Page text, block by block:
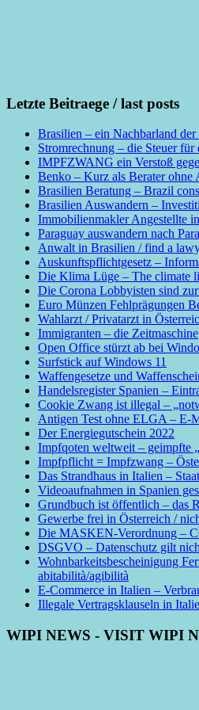
Letzte Beitraege / last posts
Brasilien – ein Nachbarland
Stromrechnung – die Steuer
IMPFZWANG ein Verstoß
Benko – Kurz als Berater ohne
Brasilien Beratung – Brazil
Brasilien Auswandern –
Immobilienmakler Angestellte
Paraguay auswandern nach
Anwalt in Brasilien / find a
Auskunftspflichtgesetz –
Die Klima Lüge – The climate
Die Corona Lobbyisten sind
Euro Münzen Fehlprägungen
Wahlarzt / Privatarzt in
Immigranten – die Zeitmaschine
Open Office stürzt ab bei
Surfstick auf Windows 11
Waffengesetze und
Handelsregister Spanien –
Cookie Zwang ist illegal –
Antigen Test ohne ELGA – E-
Der Energiegutschein 2022
Impfqoten weltweit – geimpfte
Impfpflicht = Impfzwang –
Das Strandhaus in Italien –
Videoaufnahmen in Spanien
Grundbuch ist öffentlich – das
Gewerbe frei in Österreich /
Die MASKEN-Verordnung –
DSGVO – Datenschutz gilt
Wohnbarkeitsbescheinigung
abitabilità/agibilità
E-Commerce in Italien –
Illegale Vertragsklauseln in
WIPI NEWS - VISIT WIPI